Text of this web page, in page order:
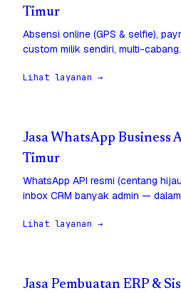
Timur
Absensi online (GPS & selfie),
custom milik sendiri, multi-cabang.
Lihat layanan →
Jasa WhatsApp Business
Timur
WhatsApp API resmi (centang
inbox CRM banyak admin —
Lihat layanan →
Jasa Pembuatan ERP &